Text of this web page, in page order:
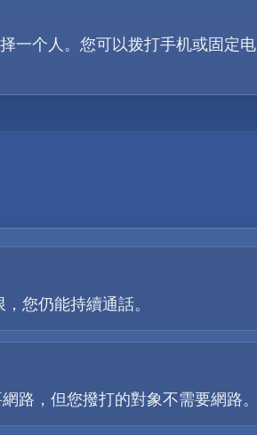
一个人。您可以拨打手机或固定电
您仍能持續通話。
路，但您撥打的對象不需要網路。